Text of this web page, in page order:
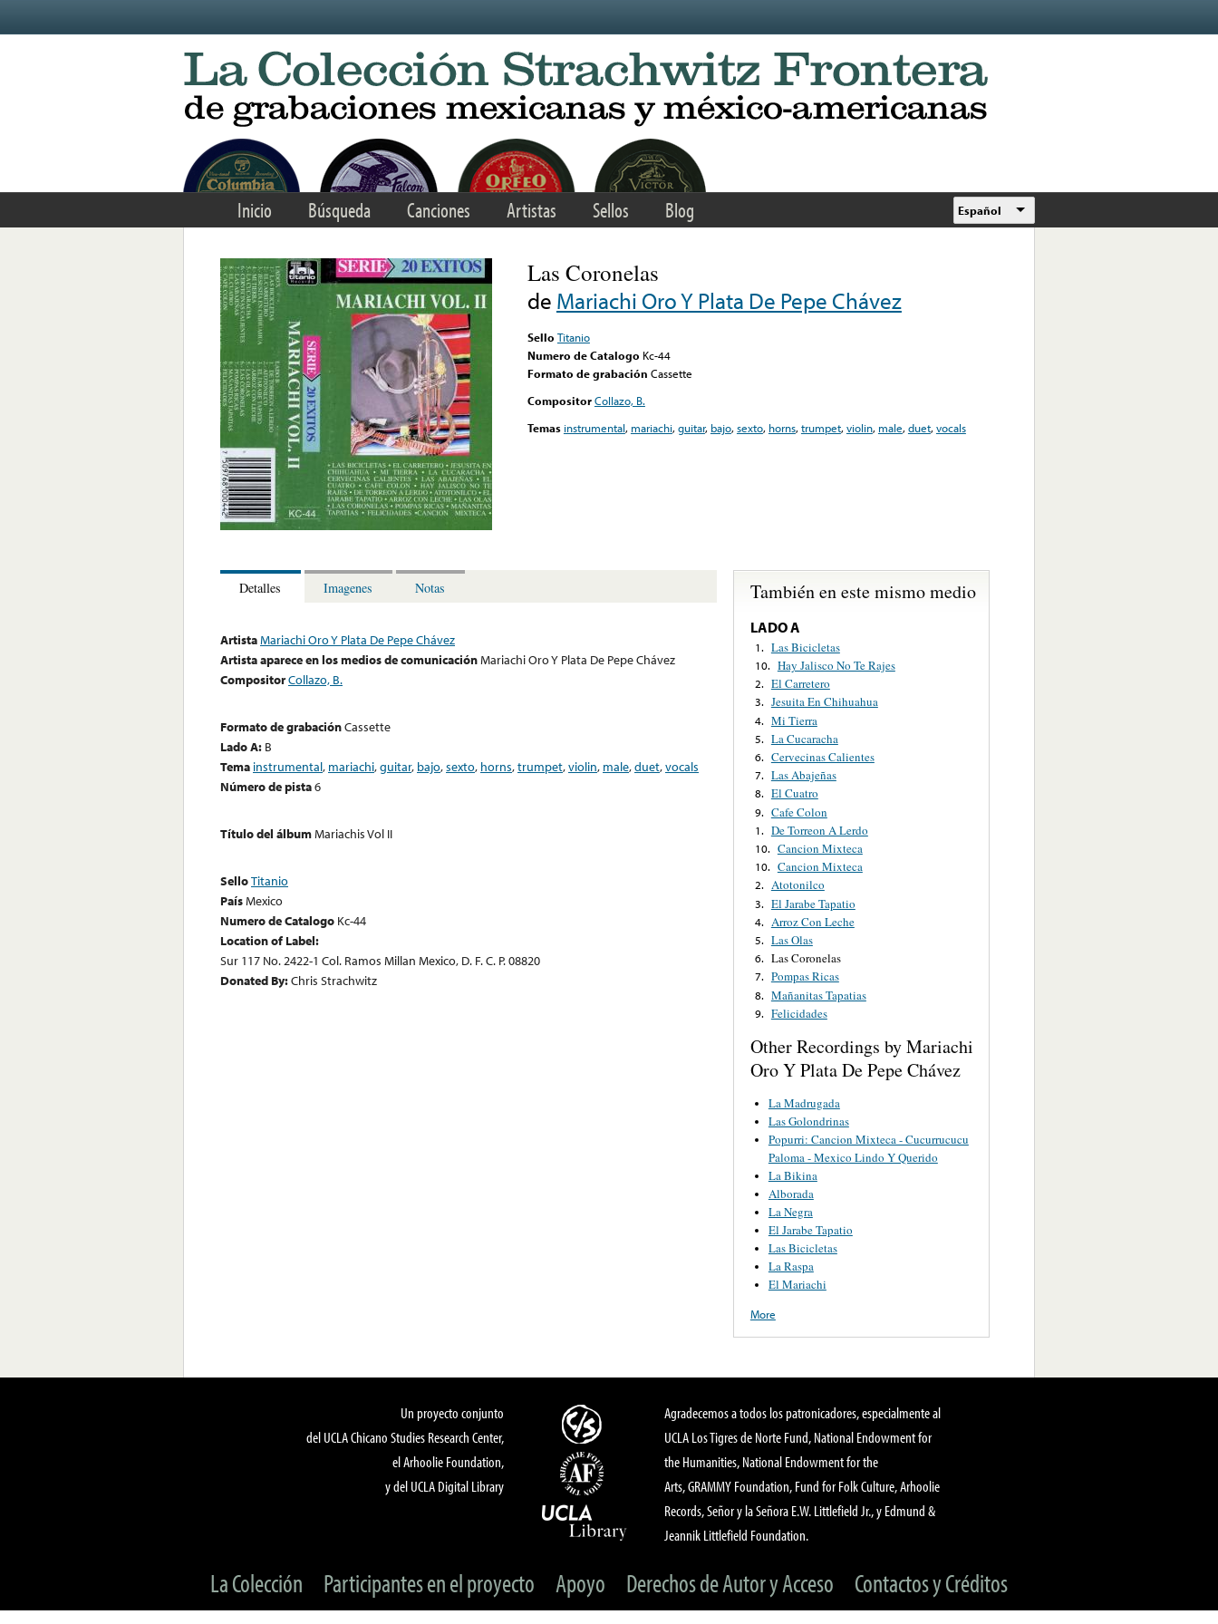
Inicio Búsqueda Canciones Artistas Sellos Blog Español
Las Coronelas
de Mariachi Oro Y Plata De Pepe Chávez
Sello Titanio
Numero de Catalogo Kc-44
Formato de grabación Cassette
CompositorCollazo, B.
Temas instrumental, mariachi,guitar, bajo,sexto, horns,trumpet,violin, male,duet,vocals
Detalles Imagenes Notas
ArtistaMariachi Oro Y Plata De Pepe Chávez
Artista aparece en los medios de comunicaciónMariachi Oro Y Plata De Pepe Chávez
CompositorCollazo, B.
Formato de grabaciónCassette
Lado A: B
Tema instrumental, mariachi,guitar, bajo,sexto, horns,trumpet,violin, male,duet,vocals
Número de pista6
Título del álbumMariachis Vol II
SelloTitanio
PaísMexico
Numero de Catalogo Kc-44
Location of Label:
Sur 117 No. 2422-1 Col. Ramos Millan Mexico, D. F. C. P. 08820
Donated By:Chris Strachwitz
También en este mismo medio
LADO A
1. Las Bicicletas
10. Hay Jalisco No Te Rajes
2. El Carretero
3. Jesuita En Chihuahua
4. Mi Tierra
5. La Cucaracha
6. Cervecinas Calientes
7. Las Abajeñas
8. El Cuatro
9. Cafe Colon
1. De Torreon A Lerdo
10. Cancion Mixteca
10. Cancion Mixteca
2. Atotonilco
3. El Jarabe Tapatio
4. Arroz Con Leche
5. Las Olas
6. Las Coronelas
7. Pompas Ricas
8. Mañanitas Tapatias
9. Felicidades
Other Recordings by Mariachi
Oro Y Plata De Pepe Chávez
La Madrugada
Las Golondrinas
Popurri: Cancion Mixteca - Cucurrucucu
Paloma - Mexico Lindo Y Querido
La Bikina
Alborada
La Negra
El Jarabe Tapatio
Las Bicicletas
La Raspa
El Mariachi
More
Un proyecto conjunto
del UCLA Chicano Studies Research Center,
el Arhoolie Foundation,
y del UCLA Digital Library
Agradecemos a todos los patronicadores, especialmente al
UCLA Los Tigres de Norte Fund, National Endowment for
the Humanities, National Endowment for the
Arts, GRAMMY Foundation, Fund for Folk Culture, Arhoolie
Records, Señor y la Señora E.W. Littlefield Jr., y Edmund &
Jeannik Littlefield Foundation.
La Colección Participantes en el proyecto Apoyo Derechos de Autor y Acceso Contactos y Créditos